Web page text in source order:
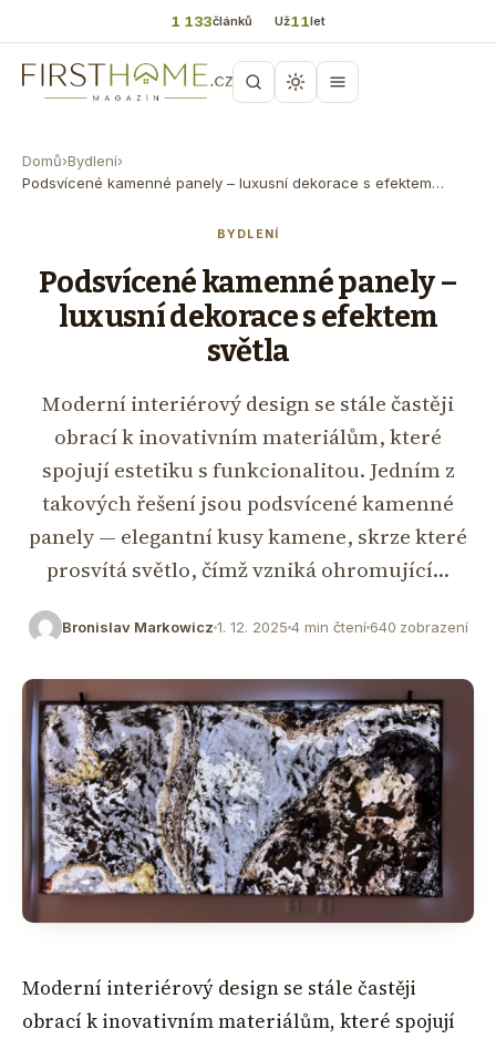
1 133článků Už11let
Domů›Bydlení›
Podsvícené kamenné panely – luxusní dekorace s efektem…
BYDLENÍ
Podsvícené kamenné panely –
luxusní dekorace s efektem
světla
Moderní interiérový design se stále častěji
obrací k inovativním materiálům, které
spojují estetiku s funkcionalitou. Jedním z
takových řešení jsou podsvícené kamenné
panely — elegantní kusy kamene, skrze které
prosvítá světlo, čímž vzniká ohromující…
Bronislav Markowicz 1. 12. 2025 4 min čtení640 zobrazení
Moderní interiérový design se stále častěji
obrací k inovativním materiálům, které spojují